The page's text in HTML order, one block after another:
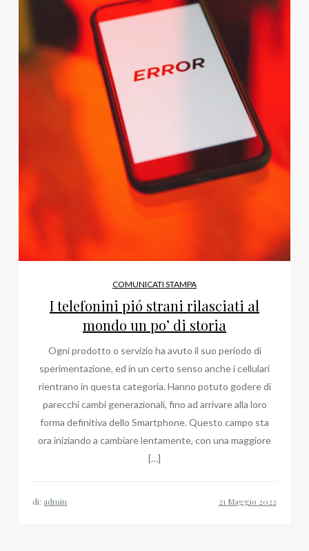
COMUNICATI STAMPA
I telefonini pió strani rilasciati al
mondo un po’ di storia
Ogni prodotto o servizio ha avuto il suo periodo di
sperimentazione, ed in un certo senso anche i cellulari
rientrano in questa categoria. Hanno potuto godere di
parecchi cambi generazionali, fino ad arrivare alla loro
forma definitiva dello Smartphone. Questo campo sta
ora iniziando a cambiare lentamente, con una maggiore
[…]
di: admin